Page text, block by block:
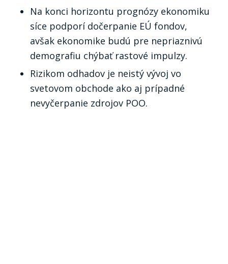
Na konci horizontu prognózy ekonomiku
síce podporí dočerpanie EÚ fondov,
avšak ekonomike budú pre nepriaznivú
demografiu chýbať rastové impulzy.
Rizikom odhadov je neistý vývoj vo
svetovom obchode ako aj prípadné
nevyčerpanie zdrojov POO.